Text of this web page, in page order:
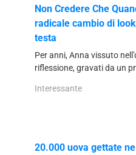
Non Credere Che
radicale cambio di
testa
Per anni, Anna vissuto
riflessione, gravati da un
Interessante
20.000 uova gettate